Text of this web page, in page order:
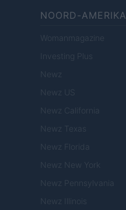
NOORD-AMERIKA
Womanmagazine
Investing Plus
Newz
Newz US
Newz California
Newz Texas
Newz Florida
Newz New York
Newz Pennsylvania
Newz Illinois